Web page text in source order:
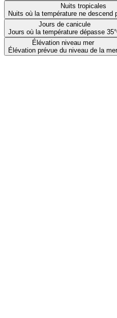
Nuits tropicales
Nuits où la température ne descend
Jours de canicule
Jours où la température dépasse
Élévation niveau mer
Élévation prévue du niveau de la mer